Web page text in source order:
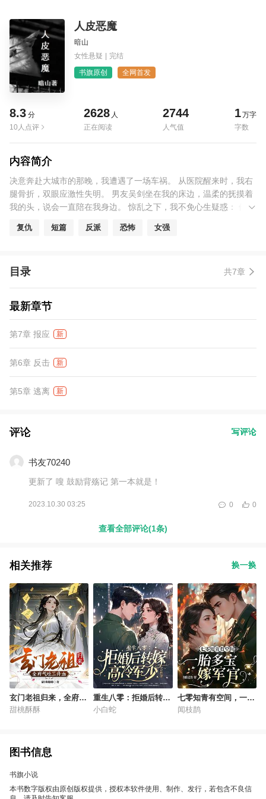
人皮恶魔
暗山
女性悬疑 | 完结
书旗原创 全网首发
8.3 分
10人点评
2628 人
正在阅读
2744
人气值
1万字
字数
内容简介
决意奔赴大城市的那晚，我遭遇了一场车祸。 从医院醒来时，我右
腿骨折，双眼应激性失明。 男友吴剑坐在我的床边，温柔的抚摸着
我的头，说会一直陪在我身边。 惊乱之下，我不免心生疑惑： 他是
三年的猫丢了。 次日清晨，吴剑端着一碗肉汤坐到了我的身边。 而
复仇 短篇 反派 恐怖 女强
目录 共7章
最新章节
第7章 报应 新
第6章 反击 新
第5章 逃离 新
评论 写评论
书友70240
更新了 嗖 鼓励背殇记 第一本就是！
2023.10.30 03:25 0
0
查看全部评论(1条)
相关推荐 换一换
玄门老祖归来，全府气
吐三升血
甜桃酥酥
重生八零：拒婚后转嫁
高冷军少
小白蛇
七零知青有空间，一胎
多宝嫁军官
闻枝鹊
图书信息
书旗小说
本书数字版权由原创版权提供，授权本软件使用、制作、发行，若包含不良信